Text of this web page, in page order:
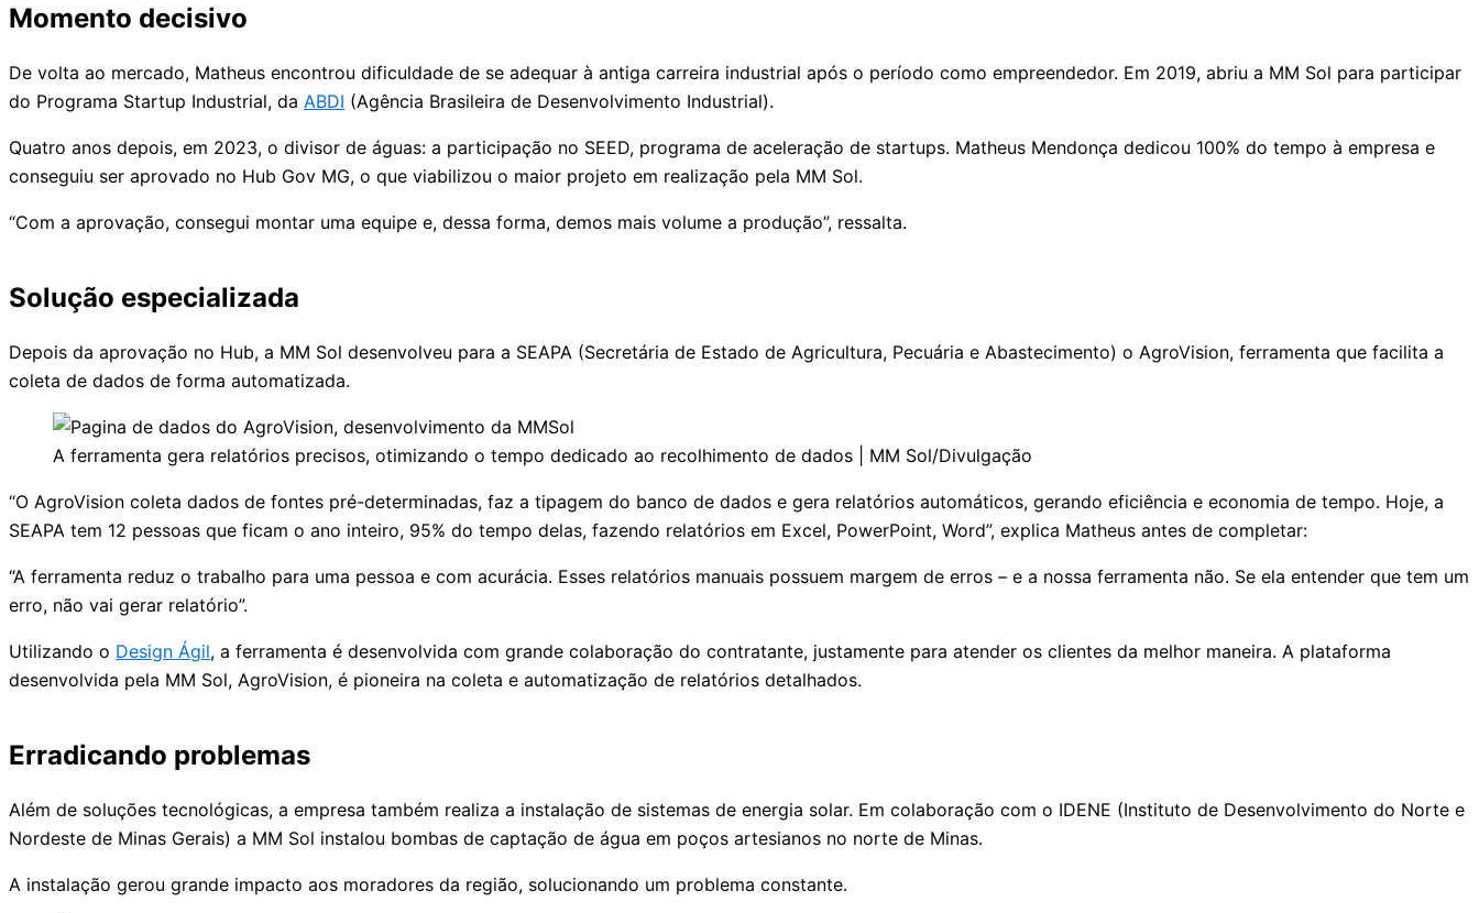
Momento decisivo
De volta ao mercado, Matheus encontrou dificuldade de se adequar à antiga carreira industrial após o período como empreendedor. Em 2019, abriu a MM Sol para participar
do Programa Startup Industrial, da ABDI (Agência Brasileira de Desenvolvimento Industrial).
Quatro anos depois, em 2023, o divisor de águas: a participação no SEED, programa de aceleração de startups. Matheus Mendonça dedicou 100% do tempo à empresa e
conseguiu ser aprovado no Hub Gov MG, o que viabilizou o maior projeto em realização pela MM Sol.
“Com a aprovação, consegui montar uma equipe e, dessa forma, demos mais volume a produção”, ressalta.
Solução especializada
Depois da aprovação no Hub, a MM Sol desenvolveu para a SEAPA (Secretária de Estado de Agricultura, Pecuária e Abastecimento) o AgroVision, ferramenta que facilita a
coleta de dados de forma automatizada.
A ferramenta gera relatórios precisos, otimizando o tempo dedicado ao recolhimento de dados | MM Sol/Divulgação
“O AgroVision coleta dados de fontes pré-determinadas, faz a tipagem do banco de dados e gera relatórios automáticos, gerando eficiência e economia de tempo. Hoje, a
SEAPA tem 12 pessoas que ficam o ano inteiro, 95% do tempo delas, fazendo relatórios em Excel, PowerPoint, Word”, explica Matheus antes de completar:
“A ferramenta reduz o trabalho para uma pessoa e com acurácia. Esses relatórios manuais possuem margem de erros – e a nossa ferramenta não. Se ela entender que tem um
erro, não vai gerar relatório”.
Utilizando o Design Ágil, a ferramenta é desenvolvida com grande colaboração do contratante, justamente para atender os clientes da melhor maneira. A plataforma
desenvolvida pela MM Sol, AgroVision, é pioneira na coleta e automatização de relatórios detalhados.
Erradicando problemas
Além de soluções tecnológicas, a empresa também realiza a instalação de sistemas de energia solar. Em colaboração com o IDENE (Instituto de Desenvolvimento do Norte e
Nordeste de Minas Gerais) a MM Sol instalou bombas de captação de água em poços artesianos no norte de Minas.
A instalação gerou grande impacto aos moradores da região, solucionando um problema constante.